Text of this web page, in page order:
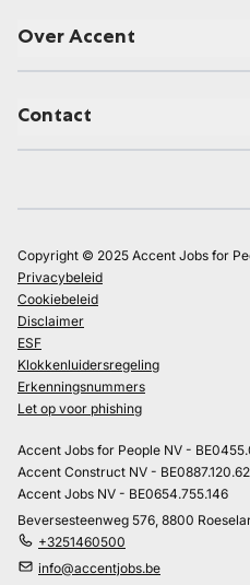
Over Accent
Contact
Copyright © 2025 Accent Jobs for
Privacybeleid
Cookiebeleid
Disclaimer
ESF
Klokkenluidersregeling
Erkenningsnummers
Let op voor phishing
Accent Jobs for People NV -
Accent Construct NV -
Accent Jobs NV - BE0654.755.146
Beversesteenweg 576, 8800
+3251460500
info@accentjobs.be